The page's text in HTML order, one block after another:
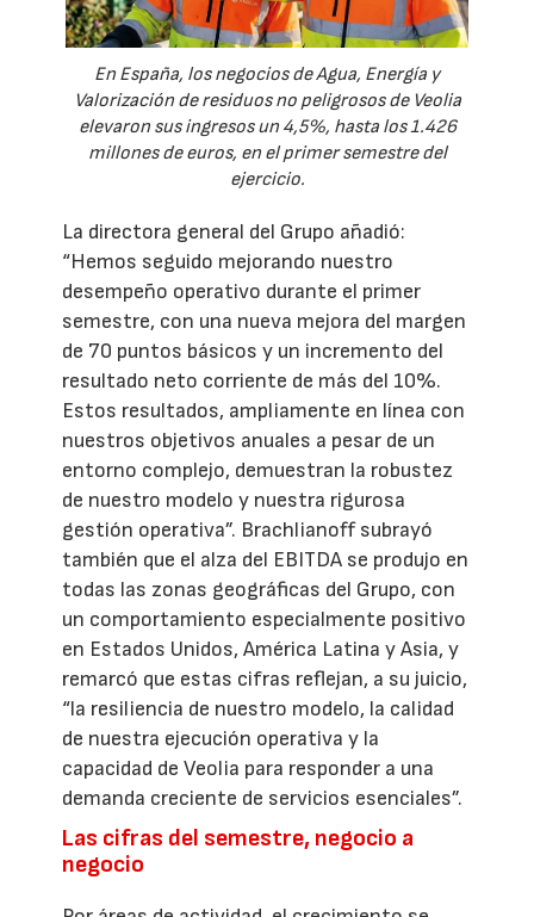
En España, los negocios de Agua, Energía y
Valorización de residuos no peligrosos de Veolia
elevaron sus ingresos un 4,5%, hasta los 1.426
millones de euros, en el primer semestre del
ejercicio.
La directora general del Grupo añadió:
“Hemos seguido mejorando nuestro
desempeño operativo durante el primer
semestre, con una nueva mejora del margen
de 70 puntos básicos y un incremento del
resultado neto corriente de más del 10%.
Estos resultados, ampliamente en línea con
nuestros objetivos anuales a pesar de un
entorno complejo, demuestran la robustez
de nuestro modelo y nuestra rigurosa
gestión operativa”. Brachlianoff subrayó
también que el alza del EBITDA se produjo en
todas las zonas geográficas del Grupo, con
un comportamiento especialmente positivo
en Estados Unidos, América Latina y Asia, y
remarcó que estas cifras reflejan, a su juicio,
“la resiliencia de nuestro modelo, la calidad
de nuestra ejecución operativa y la
capacidad de Veolia para responder a una
demanda creciente de servicios esenciales”.
Las cifras del semestre, negocio a
negocio